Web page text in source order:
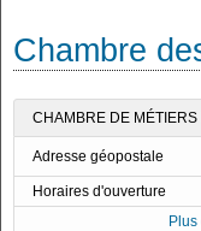
Chambre
CHAMBRE DE
Adresse géopostale
Horaires d'ouverture